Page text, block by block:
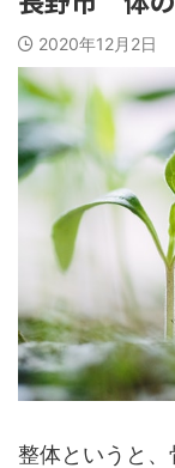
2020年12月2日
整体というと、